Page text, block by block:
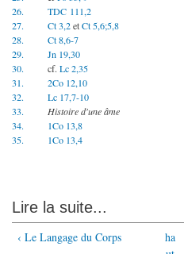
26.
TDC 111,2
27.
Ct 3,2etCt 5,6;5,8
28.
Ct 8,6-7
29.
Jn 19,30
30.
cf.Lc 2,35
31.
2Co 12,10
32.
Lc 17,7-10
33.
Histoire d'une âme
34.
1Co 13,8
35.
1Co 13,4
Lire la suite...
‹ Le Langage du Corps
ha